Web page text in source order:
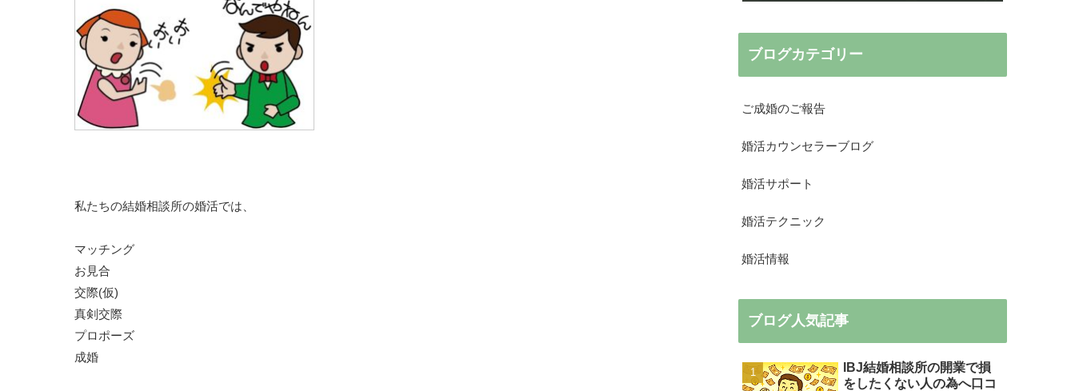
私たちの結婚相談所の婚活では、
マッチング
お見合
交際(仮)
真剣交際
プロポーズ
成婚
ブログカテゴリー
ご成婚のご報告
婚活カウンセラーブログ
婚活サポート
婚活テクニック
婚活情報
ブログ人気記事
IBJ結婚相談所の開業で損
をしたくない人の為へ口コ